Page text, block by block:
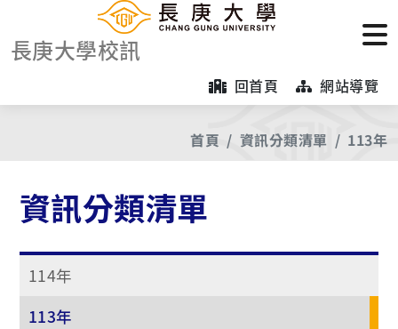
長庚大學校訊
回首頁 網站導覽
首頁 資訊分類清單 113年
資訊分類清單
114年
113年